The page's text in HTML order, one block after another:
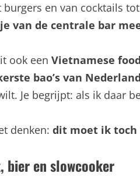
en van cocktails
van de centrale bar
ook een Vietnamese
bao’s van Nederland
Je begrijpt: als ik daar
denken: dit moet ik toch
bier en slowcooker